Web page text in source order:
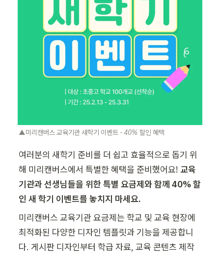
▲미리캔버스 교육기관 새학기 이벤트 - 40% 할인 혜택
여러분의 새학기 준비를 더 쉽고 효율적으로 돕기 위
해 미리캔버스에서 특별한 혜택을 준비했어요! 교육
기관과 선생님들을 위한 특별 요금제와 함께 40% 할
인 새 학기 이벤트를 놓치지 마세요.
미리캔버스 교육기관 요금제는 학교 및 교육 현장에
최적화된 다양한 디자인 템플릿과 기능을 제공합니
다. 게시판 디자인부터 학급 자료, 교육 콘텐츠 제작